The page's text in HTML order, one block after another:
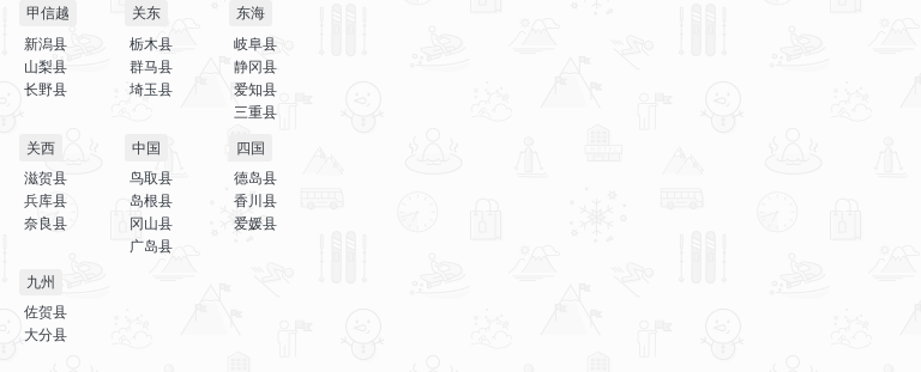
甲信越
新潟县
山梨县
长野县
关东
栃木县
群马县
埼玉县
东海
岐阜县
静冈县
爱知县
三重县
关西
滋贺县
兵库县
奈良县
中国
鸟取县
岛根县
冈山县
广岛县
四国
德岛县
香川县
爱媛县
九州
佐贺县
大分县